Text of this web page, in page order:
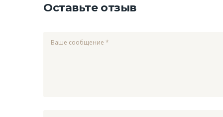
Оставьте отзыв